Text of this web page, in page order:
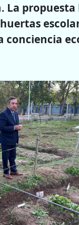
La propuesta
conciencia